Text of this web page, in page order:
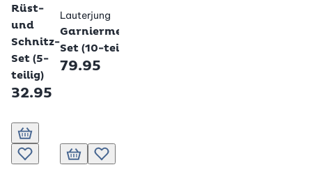
Rüst-
und
Schnitz-
Set (5-
teilig)
32.95
In den Warenkorb
Zur Wunschliste hinzufügen
Lauterjung
Garniermesser-
Set (10-teilig)
79.95
In den Warenkorb
Zur Wunschliste hinzufügen